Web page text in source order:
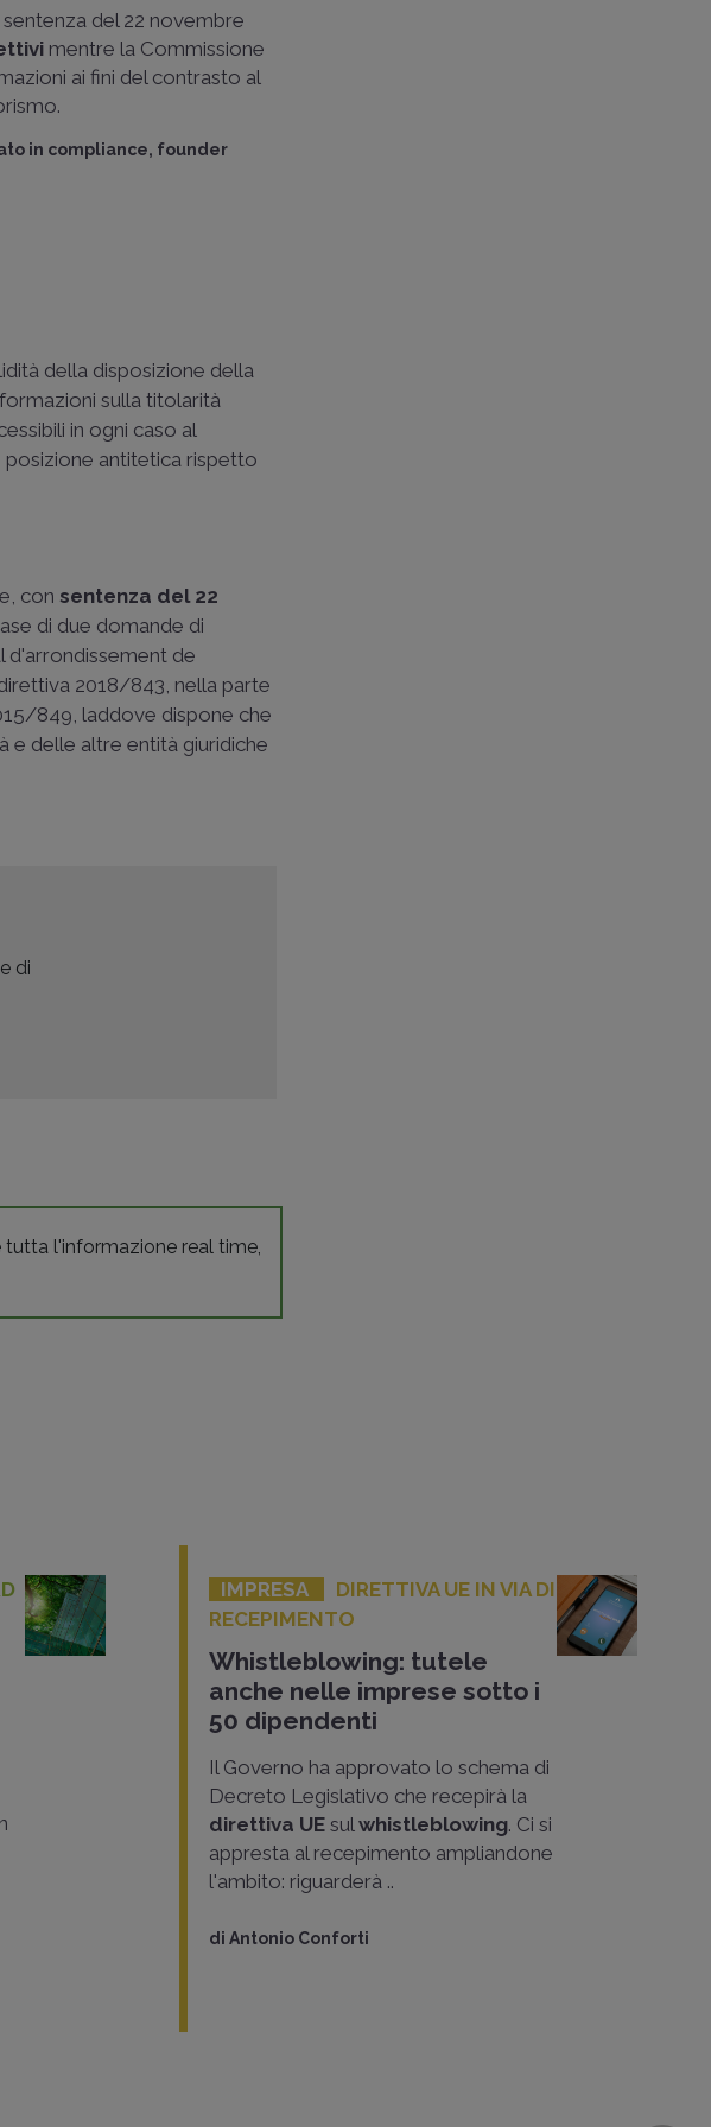
del 22 novembre
mentre la Commissione
ai fini del contrasto al
in compliance, founder
della disposizione della
sulla titolarità
in ogni caso al
posizione antitetica rispetto
con sentenza del 22
di due domande di
d'arrondissement de
2018/843, nella parte
849, laddove dispone che
e delle altre entità giuridiche
di
tutta l'informazione real time,
IMPRESA
DIRETTIVA UE IN VIA DI
RECEPIMENTO
Whistleblowing: tutele
anche nelle imprese sotto i
50 dipendenti
Il Governo ha approvato lo schema di
Decreto Legislativo che recepirà la
direttiva UE sul whistleblowing. Ci si
appresta al recepimento ampliandone
l'ambito: riguarderà ..
di Antonio Conforti